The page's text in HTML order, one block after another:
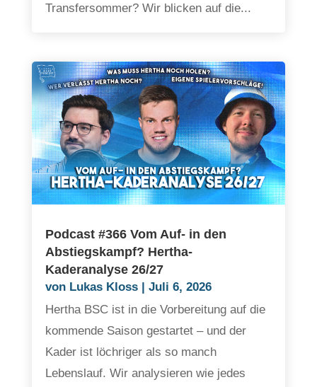
Transfersommer? Wir blicken auf die...
Podcast #366 Vom Auf- in den
Abstiegskampf? Hertha-
Kaderanalyse 26/27
von Lukas Kloss| Juli 6, 2026
Hertha BSC ist in die Vorbereitung auf die
kommende Saison gestartet – und der
Kader ist löchriger als so manch
Lebenslauf. Wir analysieren wie jedes